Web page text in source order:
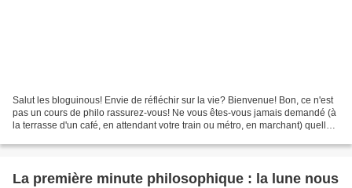
Salut les bloguinous! Envie de réfléchir sur la vie? Bienvenue! Bon, ce n'est
pas un cours de philo rassurez-vous! Ne vous êtes-vous jamais demandé (à
la terrasse d'un café, en attendant votre train ou métro, en marchant) quelle
La première minute philosophique : la lune nous